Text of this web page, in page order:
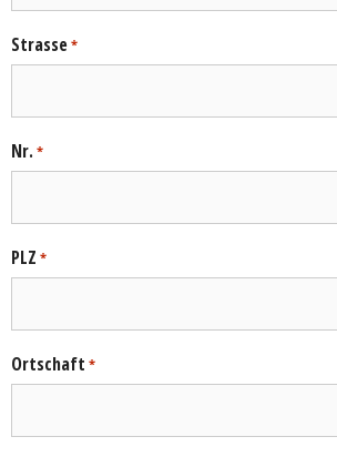
Strasse*
Nr. *
PLZ *
Ortschaft *